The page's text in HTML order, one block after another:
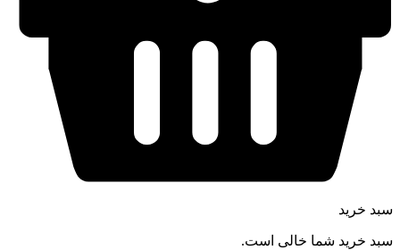
سبد خرید
سبد خرید شما خالی است.